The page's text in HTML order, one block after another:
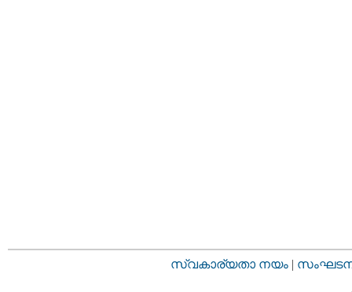
സ്വകാര്യതാ നയം |